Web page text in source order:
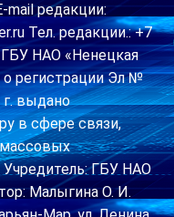
mail редакции:
Тел. редакции.: +7
НАО «Ненецкая
регистрации Эл №
выдано
в сфере связи,
ГБУ НАО
Малыгина О. И.